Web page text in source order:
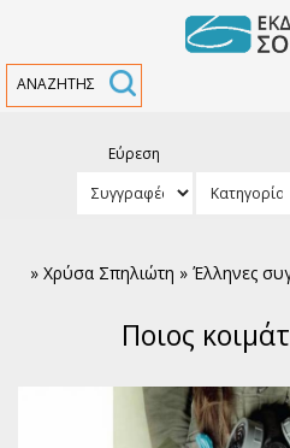
Ανθολογίες -
Κριτικά
Αρχαία
Ελληνική
Εύρεση
» Χρύσα Σπηλιώτη » Έλληνες
Ποιος